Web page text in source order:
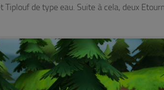
de type eau. Suite à cela, deux